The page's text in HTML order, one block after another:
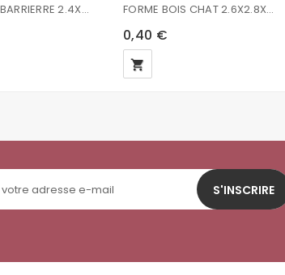
FORME BOIS BARRIERRE 2.4X2.7.0.2CM STAMPERIA FORME BOIS CHAT 2.6X2.8X0.2CM
0,40 €
local_grocery_store
S'INSCRIRE